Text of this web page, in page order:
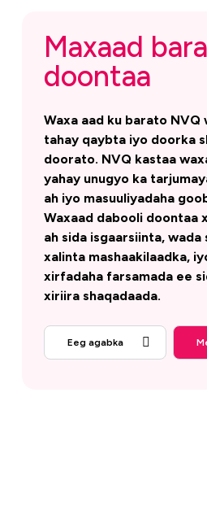
Maxaad
doontaa
Waxa aad ku barato NVQ
tahay qaybta iyo doorka
doorato. NVQ kastaa
yahay unugyo ka
ah iyo masuuliyadaha
Waxaad dabooli doontaa
ah sida isgaarsiinta,
xalinta mashaakilaadka,
xirfadaha farsamada ee
xiriira shaqadaada.
Eeg agabka